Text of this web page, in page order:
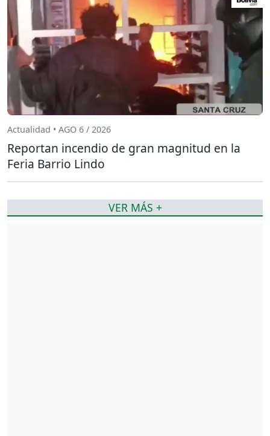
Actualidad • AGO 6 / 2026
Reportan incendio de gran magnitud en la
Feria Barrio Lindo
VER MÁS +